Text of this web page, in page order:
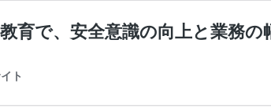
育で、安全意識の向上と業務の
ト